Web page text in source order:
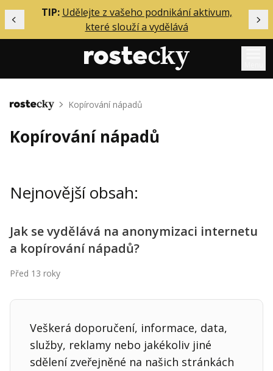
Předchozí
TIP: Udělejte z vašeho podnikání aktivum,
které slouží a vydělává
Mentoring
Solo
Inzerce
Přihlášení
Kontakt
Obchodní podmínky
Hledaná fráze Hledat
Domů Kopírování nápadů
Kopírování nápadů
Nejnovější obsah:
Jak se vydělává na anonymizaci internetu
a kopírování nápadů?
Před 13 roky
Veškerá doporučení, informace, data,
služby, reklamy nebo jakékoliv jiné
sdělení zveřejněné na našich stránkách